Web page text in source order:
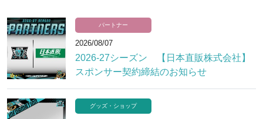
パートナー
2026/08/07
2026-27シーズン 【日本直販株式会社】
スポンサー契約締結のお知らせ
グッズ・ショップ